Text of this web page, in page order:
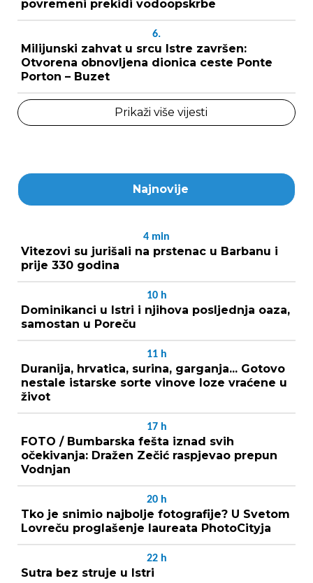
povremeni prekidi vodoopskrbe
6.
Milijunski zahvat u srcu Istre završen:
Otvorena obnovljena dionica ceste Ponte
Porton – Buzet
Prikaži više vijesti
Najnovije
4 min
Vitezovi su jurišali na prstenac u Barbanu i
prije 330 godina
10 h
Dominikanci u Istri i njihova posljednja oaza,
samostan u Poreču
11 h
Duranija, hrvatica, surina, garganja... Gotovo
nestale istarske sorte vinove loze vraćene u
život
17 h
FOTO / Bumbarska fešta iznad svih
očekivanja: Dražen Zečić raspjevao prepun
Vodnjan
20 h
Tko je snimio najbolje fotografije? U Svetom
Lovreču proglašenje laureata PhotoCityja
22 h
Sutra bez struje u Istri